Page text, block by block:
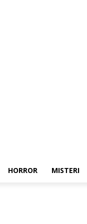
HORROR MISTERI